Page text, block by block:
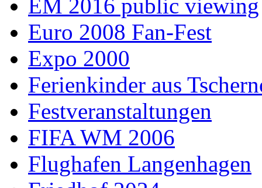
EM 2016 public viewing
Euro 2008 Fan-Fest
Expo 2000
Ferienkinder aus
Festveranstaltungen
FIFA WM 2006
Flughafen Langenhagen